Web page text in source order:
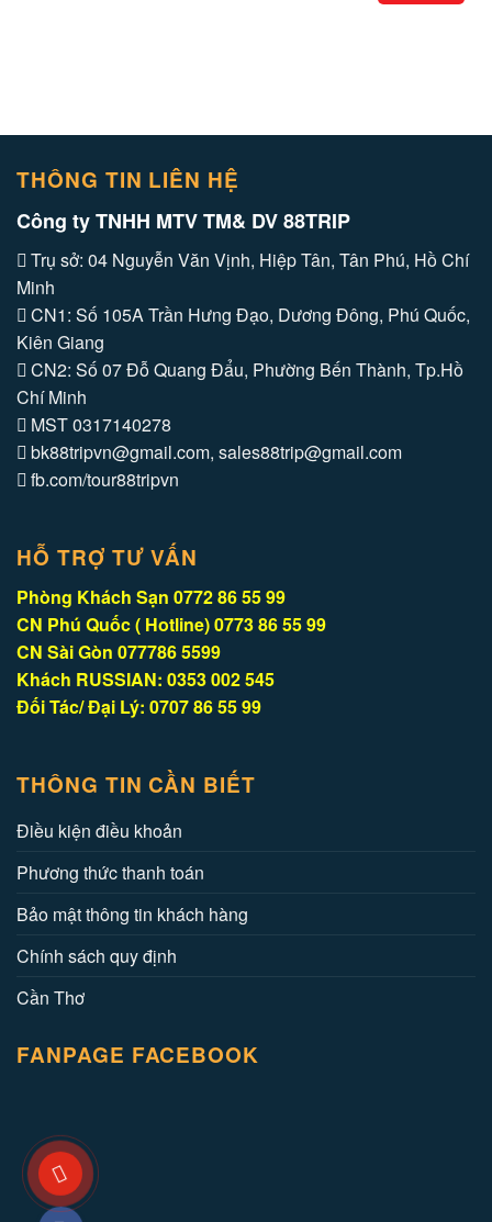
THÔNG TIN LIÊN HỆ
Công ty TNHH MTV TM& DV 88TRIP
Trụ sở: 04 Nguyễn Văn Vịnh, Hiệp Tân, Tân Phú, Hồ Chí
Minh
CN1: Số 105A Trần Hưng Đạo, Dương Đông, Phú Quốc,
Kiên Giang
CN2: Số 07 Đỗ Quang Đẩu, Phường Bến Thành, Tp.Hồ
Chí Minh
MST 0317140278
bk88tripvn@gmail.com, sales88trip@gmail.com
fb.com/tour88tripvn
HỖ TRỢ TƯ VẤN
Phòng Khách Sạn 0772 86 55 99
CN Phú Quốc ( Hotline) 0773 86 55 99
CN Sài Gòn 077786 5599
Khách RUSSIAN: 0353 002 545
Đối Tác/ Đại Lý: 0707 86 55 99
THÔNG TIN CẦN BIẾT
Điều kiện điều khoản
Phương thức thanh toán
Bảo mật thông tin khách hàng
Chính sách quy định
Cần Thơ
FANPAGE FACEBOOK